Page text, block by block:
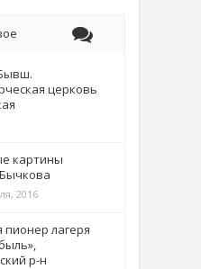
церковь
картины
2016
пионер лагеря
р-н